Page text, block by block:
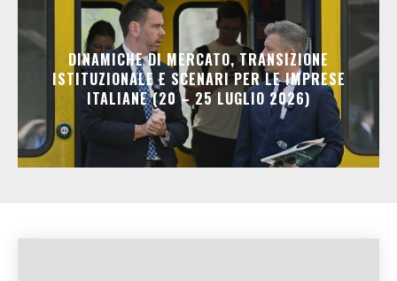
DINAMICHE DI MERCATO, TRANSIZIONE
ISTITUZIONALE E SCENARI PER LE IMPRESE
ITALIANE (20 – 25 LUGLIO 2026)